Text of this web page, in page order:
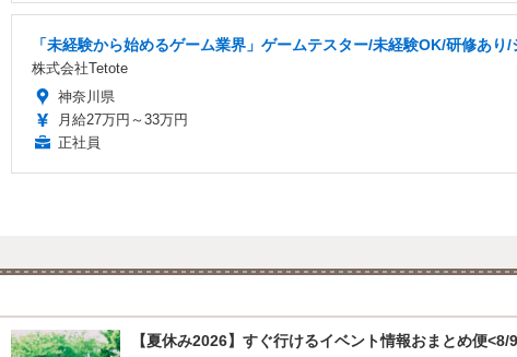
「未経験から始めるゲーム業界」ゲームテスター/未経験OK/研修あり
株式会社Tetote
神奈川県
月給27万円～33万円
正社員
【夏休み2026】すぐ行けるイベント情報おまとめ便<8/